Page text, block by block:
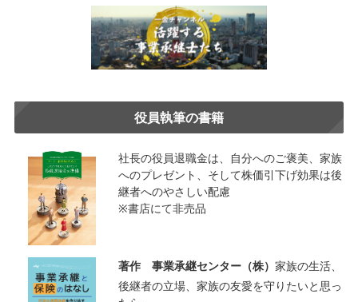
役員執筆の書籍
社長の役員退職金は、自分へのご褒美、家族
へのプレゼント、そして株価引下げ効果は後
継者へのやさしい配慮
※書店にて非売品
著作 事業承継センター（株） 家族の生活、
後継者の立場、家族の友愛を守りたいと思っ